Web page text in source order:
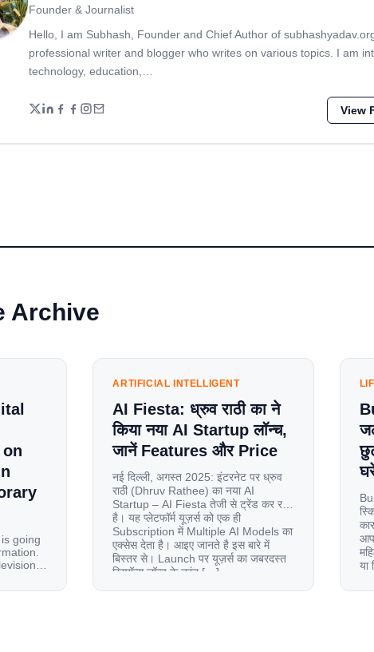
Founder & Journalist
Hello, I am Subhash, Founder and Chief Author of
professional writer and blogger who writes on various topics. I am
technology, education,…
View
Archive
going
ARTIFICIAL INTELLIGENT
AI Fiesta: ध्रुव राठी का ने
किया नया AI Startup लॉन्च,
जानें Features और Price
नई दिल्ली, अगस्त 2025: इंटरनेट पर ध्रुव
राठी (Dhruv Rathee) का नया AI
Startup – AI Fiesta तेजी से ट्रेंड कर रहा
है। यह प्लेटफॉर्म यूज़र्स को एक ही
Subscription में Multiple AI Models का
एक्सेस देता है। आइए जानते है इस बारे में
बिस्तर से। Launch पर यूज़र्स का जबरदस्त
रिस्पॉन्स लॉन्च के तुरंत […]
या